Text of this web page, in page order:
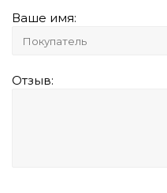
Ваше имя:
Отзыв: